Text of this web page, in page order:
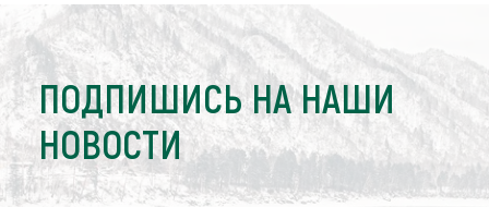
ПОДПИШИСЬ НА НАШИ
НОВОСТИ